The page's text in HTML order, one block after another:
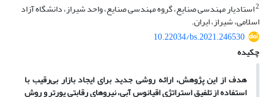
2استادیار مهندسی صنایع، گروه مهندسی صنایع، واحد شیراز، دانشگاه آزاد
اسلامی، شیراز، ایران.
10.22034/bs.2021.246530
چکیده
هدف از این پژوهش، ارائه روشی جدید برای ایجاد بازار بیرقیب با
استفاده از تلفیق استراتژی اقیانوس آبی، نیروهای رقابتی پورتر و روش